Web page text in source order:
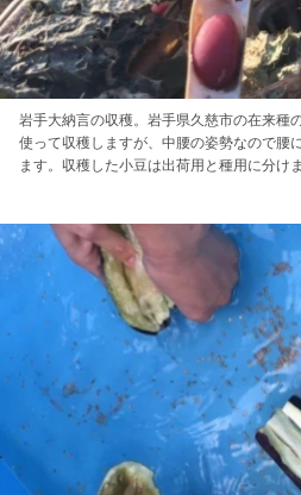
岩手大納言の収穫。岩手県久慈市の在来種
使って収穫しますが、中腰の姿勢なので腰
ます。収穫した小豆は出荷用と種用に分け